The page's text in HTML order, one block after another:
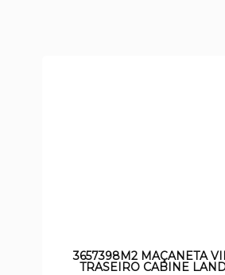
3657398M2 MAÇANETA
TRASEIRO CABINE